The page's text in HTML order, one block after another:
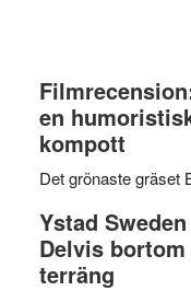
en
kompott
Det grönaste
Ystad
Delvis
terräng